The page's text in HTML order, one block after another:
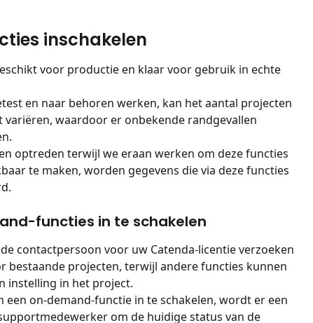
inschakelen
voor productie en klaar voor gebruik in echte
en naar behoren werken, kan het aantal projecten
waardoor er onbekende randgevallen
optreden terwijl we eraan werken om deze functies
te maken, worden gegevens die via deze functies
functies in te schakelen
contactpersoon voor uw Catenda-licentie verzoeken
bestaande projecten, terwijl andere functies kunnen
instelling in het project.
on-demand-functie in te schakelen, wordt er een
om de huidige status van de